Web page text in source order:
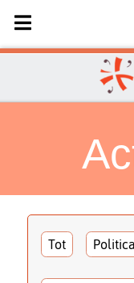
Sélectionnez votre
Tot